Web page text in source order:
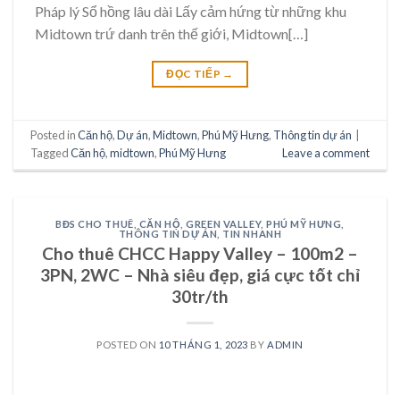
Pháp lý Sổ hồng lâu dài Lấy cảm hứng từ những khu
Midtown trứ danh trên thế giới, Midtown[…]
ĐỌC TIẾP →
Posted inCăn hộ,Dự án,Midtown,Phú Mỹ Hưng, Thông tin dự án
TaggedCăn hộ,midtown,Phú Mỹ Hưng Leave a comment
BĐS CHO THUÊ CĂN HỘ ,GREEN VALLEY,PHÚ MỸ HƯNG
THÔNG TIN DỰ ÁN
TIN NHANH
Cho thuê CHCC Happy Valley – 100m2 –
3PN, 2WC – Nhà siêu đẹp, giá cực tốt chỉ
30tr/th
POSTED ON 10 THÁNG 1, 2023 BY ADMIN